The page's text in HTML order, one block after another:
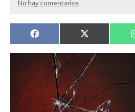
No hay comentarios
Compartir
en
Facebook
Compartir
en
X
(Twitter)